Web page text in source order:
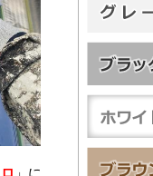
」に